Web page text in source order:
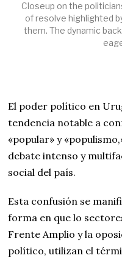
Closeup on the
of resolve highlighted
them. The dynamic
El poder político en
tendencia notable a
«popular» y
debate intenso y
social del país.
Esta confusión se
forma en que lo
Frente Amplio y la
político, utilizan el